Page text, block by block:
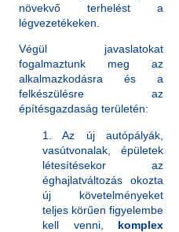
növekvő terhelést a
légvezetékeken.
Végül javaslatokat
fogalmaztunk meg az
alkalmazkodásra és a
felkészülésre az
építésgazdaság területén:
1. Az új autópályák,
vasútvonalak, épületek
létesítésekor az
éghajlatváltozás okozta
új követelményeket
teljes körűen figyelembe
kell venni, komplex